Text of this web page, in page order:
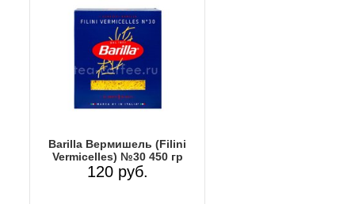
Barilla Вермишель (Filini
Vermicelles) №30 450 гр
120 руб.